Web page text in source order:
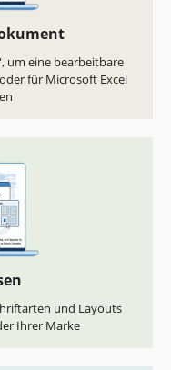
um eine bearbeitbare
für Microsoft Excel
und Layouts
Ihrer Marke